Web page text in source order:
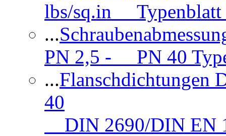
lbs/sq.in Typenblatt
...
PN 2,5 - PN 40
...
40
DIN 2690/DIN EN